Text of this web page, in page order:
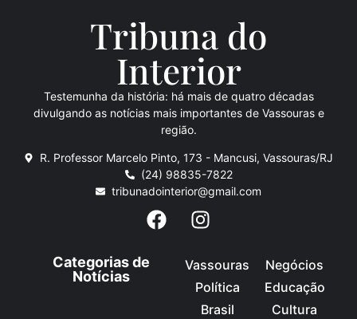
Tribuna do
Interior
Testemunha da história: há mais de quatro décadas
divulgando as notícias mais importantes de Vassouras e
região.
R. Professor Marcelo Pinto, 173 - Mancusi, Vassouras/RJ
(24) 98835-7822
tribunadointerior@gmail.com
Categorias de
Notícias
Vassouras
Política
Brasil
Negócios
Educação
Cultura